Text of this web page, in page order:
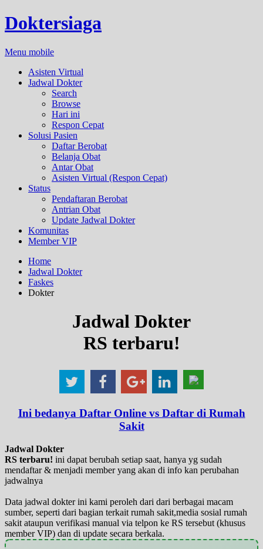
Doktersiaga
Menu mobile
Asisten Virtual
Jadwal Dokter
Search
Browse
Hari ini
Respon Cepat
Solusi Pasien
Daftar Berobat
Belanja Obat
Antar Obat
Asisten Virtual (Respon Cepat)
Status
Pendaftaran Berobat
Antrian Obat
Update Jadwal Dokter
Komunitas
Member VIP
Home
Jadwal Dokter
Faskes
Dokter
Jadwal Dokter
RS terbaru!
Ini bedanya Daftar Online vs Daftar di Rumah
Sakit
Jadwal Dokter
RS terbaru! ini dapat berubah setiap saat, hanya yg sudah
mendaftar & menjadi member yang akan di info kan perubahan
jadwalnya
Data jadwal dokter ini kami peroleh dari dari berbagai macam
sumber, seperti dari bagian terkait rumah sakit,media sosial rumah
sakit ataupun verifikasi manual via telpon ke RS tersebut (khusus
member VIP) dan di update secara berkala.